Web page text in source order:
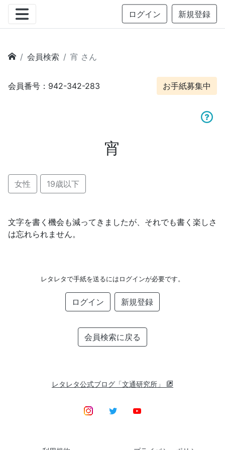
ログイン 新規登録
会員検索 宵 さん
会員番号：942-342-283 お手紙募集中
宵
女性 19歳以下
文字を書く機会も減ってきましたが、それでも書く楽しさ
は忘れられません。
レタレタで手紙を送るにはログインが必要です。
ログイン 新規登録
会員検索に戻る
レタレタ公式ブログ「文通研究所」